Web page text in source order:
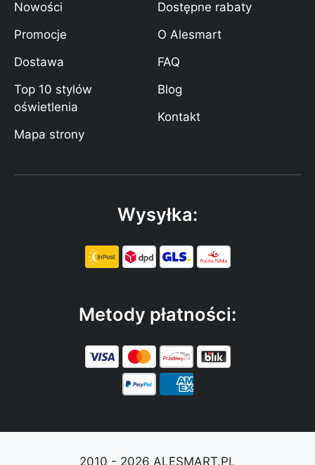
Nowości
Promocje
Dostawa
Top 10 stylów
oświetlenia
Mapa strony
Dostępne rabaty
O Alesmart
FAQ
Blog
Kontakt
Wysyłka:
Metody płatności:
2010 - 2026 ALESMART.PL